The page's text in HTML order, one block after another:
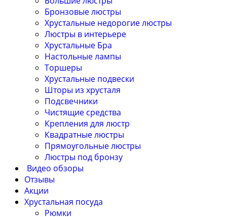
Бронзовые люстры
Хрустальные недорогие люстры
Люстры в интерьере
Хрустальные Бра
Настольные лампы
Торшеры
Хрустальные подвески
Шторы из хрусталя
Подсвечники
Чистящие средства
Крепления для люстр
Квадратные люстры
Прямоугольные люстры
Люстры под бронзу
Видео обзоры
Отзывы
Акции
Хрустальная посуда
Рюмки